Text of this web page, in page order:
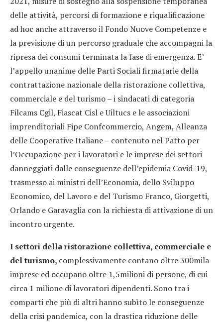
delle attività, percorsi di formazione e riqualificazione
ad hoc anche attraverso il Fondo Nuove Competenze e
la previsione di un percorso graduale che accompagni la
ripresa dei consumi terminata la fase di emergenza. E’
l’appello unanime delle Parti Sociali firmatarie della
contrattazione nazionale della ristorazione collettiva,
commerciale e del turismo – i sindacati di categoria
Filcams Cgil, Fiascat Cisl e Uiltucs e le associazioni
imprenditoriali Fipe Confcommercio, Angem, Alleanza
delle Cooperative Italiane – contenuto nel Patto per
l’Occupazione per i lavoratori e le imprese dei settori
danneggiati dalle conseguenze dell’epidemia Covid-19,
trasmesso ai ministri dell’Economia, dello Sviluppo
Economico, del Lavoro e del Turismo Franco, Giorgetti,
Orlando e Garavaglia con la richiesta di attivazione di un
incontro urgente.
I settori della ristorazione collettiva, commerciale e
del turismo, complessivamente contano oltre 300mila
imprese ed occupano oltre 1,5milioni di persone, di cui
circa 1 milione di lavoratori dipendenti. Sono tra i
comparti che più di altri hanno subìto le conseguenze
della crisi pandemica, con la drastica riduzione delle